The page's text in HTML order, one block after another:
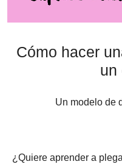
Cómo hacer
un
Un modelo de
¿Quiere aprender a